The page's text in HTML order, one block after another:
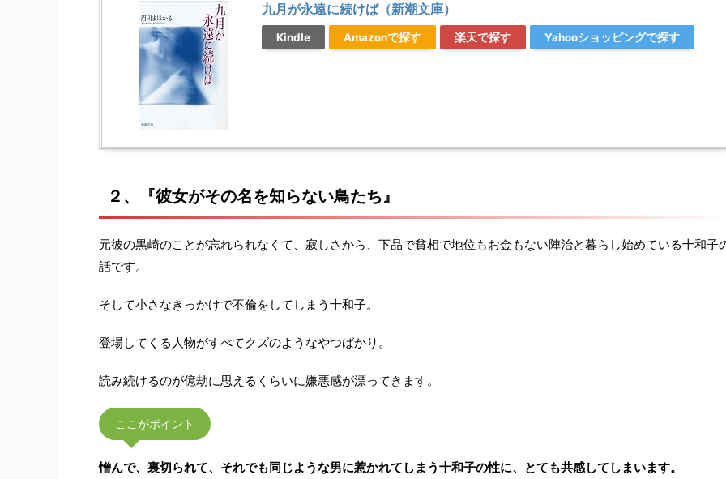
九月が永遠に続けば（新潮文庫）
Kindle Amazonで探す 楽天で探す Yahooショッピングで探す
２、『彼女がその名を知らない鳥たち』
元彼の黒崎のことが忘れられなくて、寂しさから、下品で貧相で地位もお金もない陣治と暮らし始めている十和子
話です。
そして小さなきっかけで不倫をしてしまう十和子。
登場してくる人物がすべてクズのようなやつばかり。
読み続けるのが億劫に思えるくらいに嫌悪感が漂ってきます。
ここがポイント
憎んで、裏切られて、それでも同じような男に惹かれてしまう十和子の性に、とても共感してしまいます。